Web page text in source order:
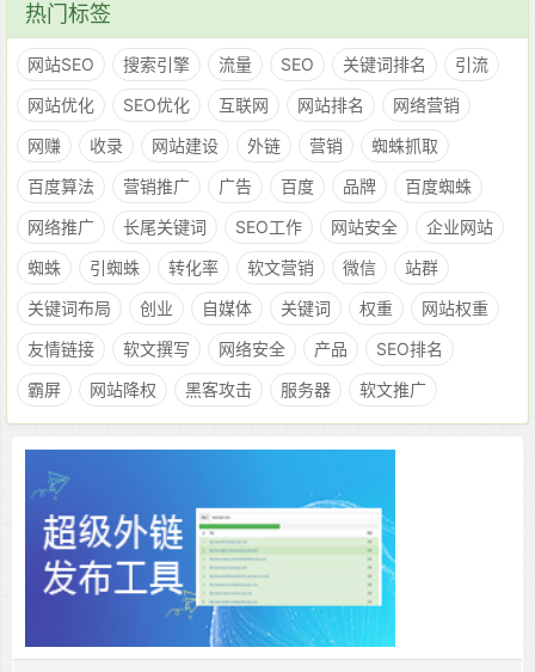
热门标签
网站SEO 搜索引擎 流量 SEO 关键词排名
引流
网站优化
SEO优化 互联网 网站排名
网络营销
网赚
收录 网站建设 外链 营销
蜘蛛抓取
百度算法
营销推广 广告 百度 品牌
百度蜘蛛
网络推广
长尾关键词 SEO工作 网站安全
企业网站
蜘蛛
引蜘蛛 转化率 软文营销 微信
站群
关键词布局
创业 自媒体 关键词 权重
网站权重
友情链接
软文撰写 网络安全 产品
SEO排名
霸屏
网站降权 黑客攻击 服务器 软文推广